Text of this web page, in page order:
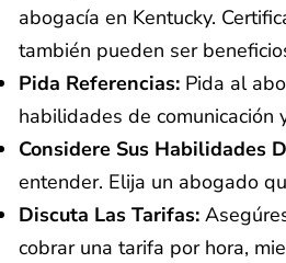
abogacía en Kentucky.
también pueden ser
Pida Referencias: Pida al
habilidades de comunicación
Considere Sus Habilidades
entender. Elija un abogado
Discuta Las Tarifas:
cobrar una tarifa por hora,